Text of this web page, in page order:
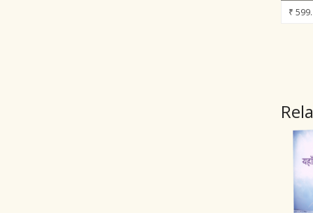
₹